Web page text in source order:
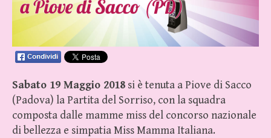
Sabato 19 Maggio 2018 si è tenuta a Piove di Sacco
(Padova) la Partita del Sorriso, con la squadra
composta dalle mamme miss del concorso nazionale
di bellezza e simpatia Miss Mamma Italiana.